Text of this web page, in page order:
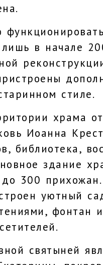
лишь в начале
стиле.
храма
Иоанна
библиотека,
здание
300
уютный
фонтан
святыней